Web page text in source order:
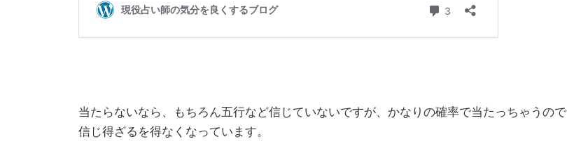
当たらないなら、もちろん五行など信じていないですが、かなりの確率で当たっちゃうので
信じ得ざるを得なくなっています。